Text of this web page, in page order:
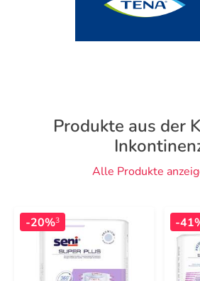
Produkte aus der
Alle Produkte
-20%3 -